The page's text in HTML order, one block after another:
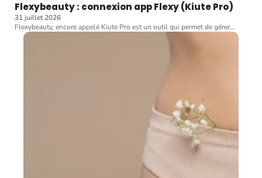
Flexybeauty : connexion app Flexy (Kiute Pro)
31 juillet 2026
Flexybeauty, encore appelé Kiute Pro est un outil qui permet de gérer…